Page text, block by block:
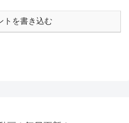
トを書き込む